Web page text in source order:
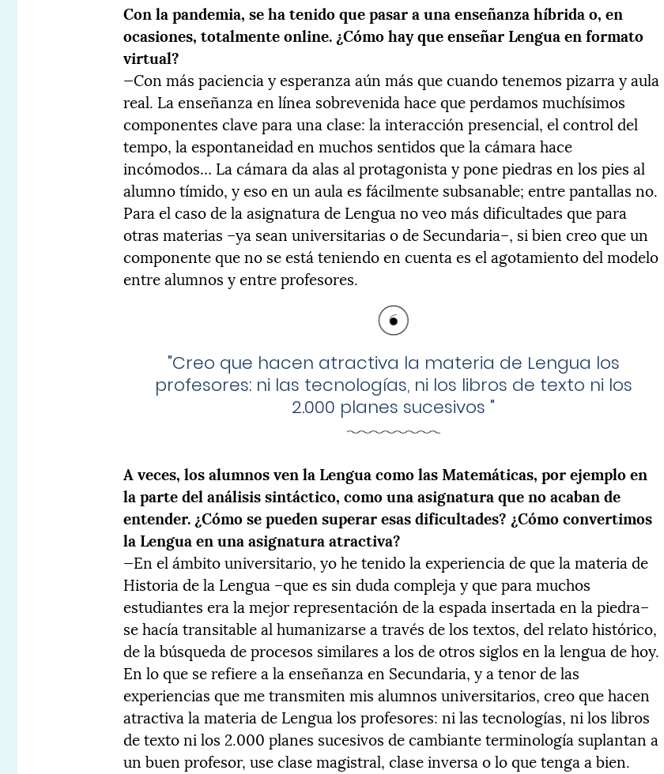
Con la pandemia, se ha tenido que pasar a una enseñanza híbrida o, en
ocasiones, totalmente online. ¿Cómo hay que enseñar Lengua en formato
virtual?
—Con más paciencia y esperanza aún más que cuando tenemos pizarra y aula
real. La enseñanza en línea sobrevenida hace que perdamos muchísimos
componentes clave para una clase: la interacción presencial, el control del
tempo, la espontaneidad en muchos sentidos que la cámara hace
incómodos… La cámara da alas al protagonista y pone piedras en los pies al
alumno tímido, y eso en un aula es fácilmente subsanable; entre pantallas no.
Para el caso de la asignatura de Lengua no veo más dificultades que para
otras materias –ya sean universitarias o de Secundaria–, si bien creo que un
componente que no se está teniendo en cuenta es el agotamiento del modelo
entre alumnos y entre profesores.
"Creo que hacen atractiva la materia de Lengua los
profesores: ni las tecnologías, ni los libros de texto ni los
2.000 planes sucesivos "
A veces, los alumnos ven la Lengua como las Matemáticas, por ejemplo en
la parte del análisis sintáctico, como una asignatura que no acaban de
entender. ¿Cómo se pueden superar esas dificultades? ¿Cómo convertimos
la Lengua en una asignatura atractiva?
—En el ámbito universitario, yo he tenido la experiencia de que la materia de
Historia de la Lengua –que es sin duda compleja y que para muchos
estudiantes era la mejor representación de la espada insertada en la piedra–
se hacía transitable al humanizarse a través de los textos, del relato histórico,
de la búsqueda de procesos similares a los de otros siglos en la lengua de hoy.
En lo que se refiere a la enseñanza en Secundaria, y a tenor de las
experiencias que me transmiten mis alumnos universitarios, creo que hacen
atractiva la materia de Lengua los profesores: ni las tecnologías, ni los libros
de texto ni los 2.000 planes sucesivos de cambiante terminología suplantan a
un buen profesor, use clase magistral, clase inversa o lo que tenga a bien.